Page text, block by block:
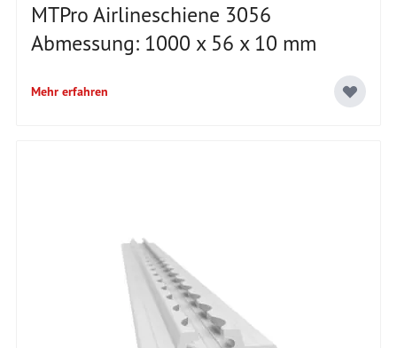
MTPro Airlineschiene 3056
Abmessung: 1000 x 56 x 10 mm
Mehr erfahren